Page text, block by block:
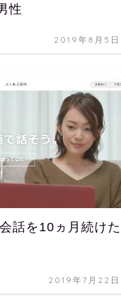
性
2019年8月5日
話を10ヵ月続けた
2019年7月22日